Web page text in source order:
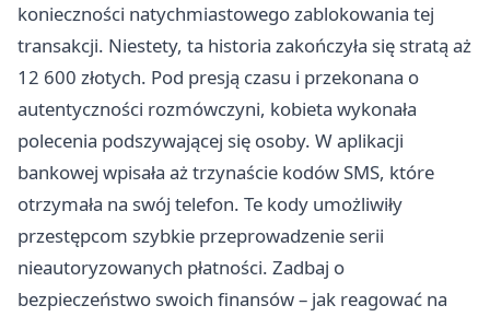
konieczności natychmiastowego zablokowania tej
transakcji. Niestety, ta historia zakończyła się stratą aż
12 600 złotych. Pod presją czasu i przekonana o
autentyczności rozmówczyni, kobieta wykonała
polecenia podszywającej się osoby. W aplikacji
bankowej wpisała aż trzynaście kodów SMS, które
otrzymała na swój telefon. Te kody umożliwiły
przestępcom szybkie przeprowadzenie serii
nieautoryzowanych płatności. Zadbaj o
bezpieczeństwo swoich finansów – jak reagować na